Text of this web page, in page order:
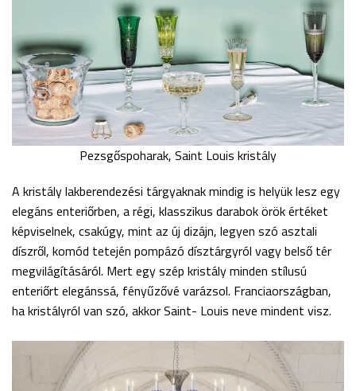
Pezsgőspoharak, Saint Louis kristály
A kristály lakberendezési tárgyaknak mindig is helyük lesz egy
elegáns enteriőrben, a régi, klasszikus darabok örök értéket
képviselnek, csakúgy, mint az új dizájn, legyen szó asztali
díszről, komód tetején pompázó dísztárgyról vagy belső tér
megvilágításáról. Mert egy szép kristály minden stílusú
enteriőrt elegánssá, fényűzővé varázsol. Franciaországban,
ha kristályról van szó, akkor Saint- Louis neve mindent visz.